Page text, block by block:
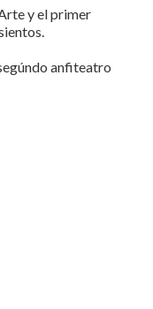
y el primer
anfiteatro